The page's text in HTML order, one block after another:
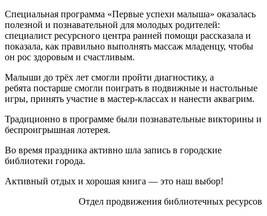
Специальная программа «Первые успехи малыша» оказалась
полезной и познавательной для молодых родителей:
специалист ресурсного центра ранней помощи рассказала и
показала, как правильно выполнять массаж младенцу, чтобы
он рос здоровым и счастливым.
Малыши до трёх лет смогли пройти диагностику, а
ребята постарше смогли поиграть в подвижные и настольные
игры, принять участие в мастер-классах и нанести аквагрим.
Традиционно в программе были познавательные викторины и
беспроигрышная лотерея.
Во время праздника активно шла запись в городские
библиотеки города.
Активный отдых и хорошая книга — это наш выбор!
Отдел продвижения библиотечных ресурсов